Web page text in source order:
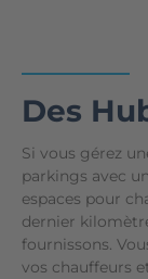
Des
Si vous gérez
parkings avec
espaces pour
dernier
fournissons.
vos chauffeurs